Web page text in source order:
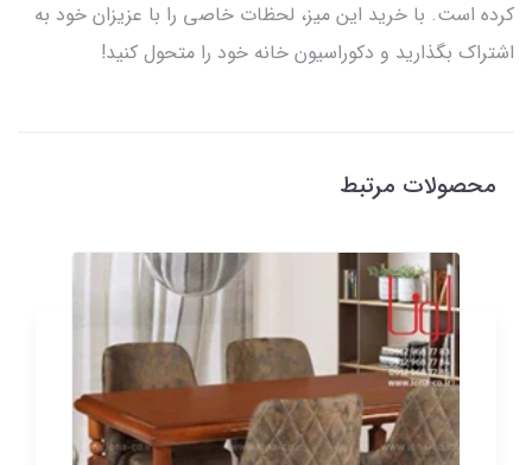
کرده است. با خرید این میز، لحظات خاصی را با عزیزان خود به
اشتراک بگذارید و دکوراسیون خانه خود را متحول کنید!
محصولات مرتبط